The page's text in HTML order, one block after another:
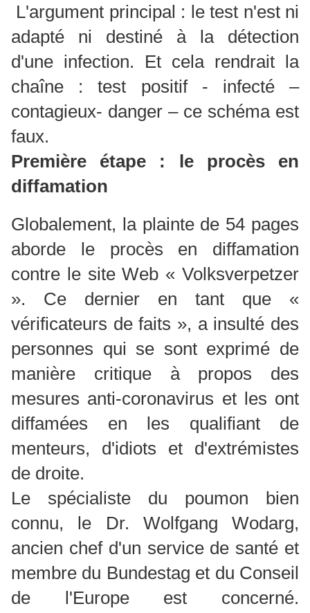
L'argument principal : le test n'est ni
adapté ni destiné à la détection
d'une infection. Et cela rendrait la
chaîne : test positif - infecté –
contagieux- danger – ce schéma est
faux.
Première étape : le procès en
diffamation
Globalement, la plainte de 54 pages
aborde le procès en diffamation
contre le site Web « Volksverpetzer
». Ce dernier en tant que «
vérificateurs de faits », a insulté des
personnes qui se sont exprimé de
manière critique à propos des
mesures anti-coronavirus et les ont
diffamées en les qualifiant de
menteurs, d'idiots et d'extrémistes
de droite.
Le spécialiste du poumon bien
connu, le Dr. Wolfgang Wodarg,
ancien chef d'un service de santé et
membre du Bundestag et du Conseil
de l'Europe est concerné.